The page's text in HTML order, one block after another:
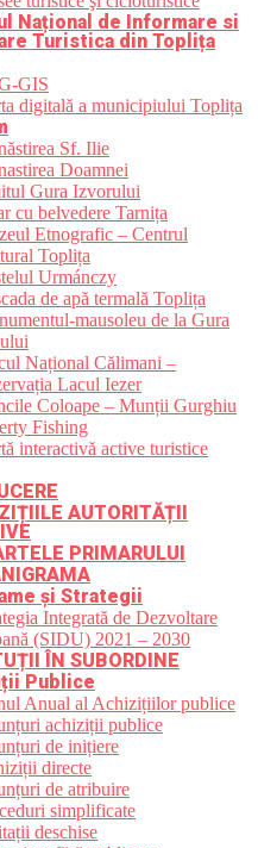
Național de Informare si
Turistica din Toplița
GIS
digitală a municipiului Toplița
Sf. Ilie
Doamnei
Gura Izvorului
cu belvedere Tarnița
Etnografic – Centrul
Toplița
Urmánczy
de apă termală Toplița
mausoleu de la Gura
Național Călimani –
Lacul Iezer
Coloape – Munții Gurghiu
Fishing
interactivă active turistice
AUTORITĂȚII
PRIMARULUI
și Strategii
Integrată de Dezvoltare
(SIDU) 2021 – 2030
ÎN SUBORDINE
Publice
Anual al Achizițiilor publice
achiziții publice
de inițiere
directe
de atribuire
simplificate
deschise